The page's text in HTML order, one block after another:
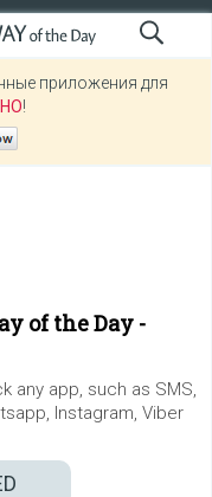
приложения для
!
of the Day -
any app, such as SMS,
Instagram, Viber